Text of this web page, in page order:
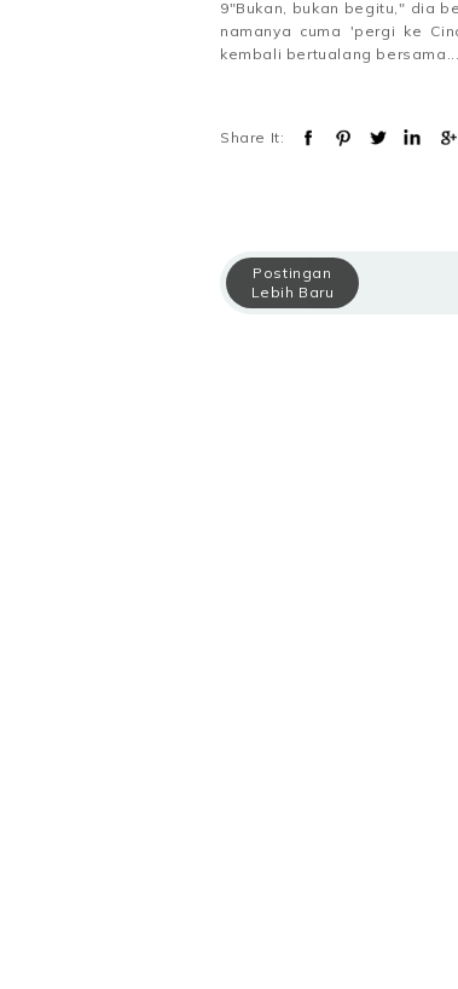
9"Bukan, bukan begitu," dia
namanya cuma 'pergi ke
kembali bertualang bersama...
Share It:
Postingan
Lebih Baru